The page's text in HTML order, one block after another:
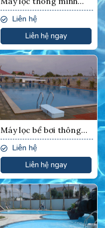
XO3 Model 2008
Liên hệ
Liên hệ ngay
Máy lọc bể bơi thông
minh X-O3, model 2008
Liên hệ
Liên hệ ngay